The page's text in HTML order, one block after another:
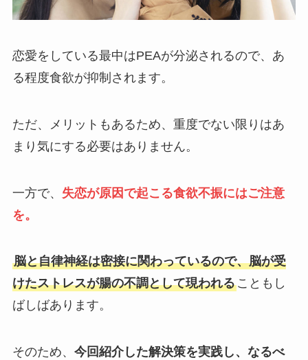
恋愛をしている最中はPEAが分泌されるので、あ
る程度食欲が抑制されます。
ただ、メリットもあるため、重度でない限りはあ
まり気にする必要はありません。
一方で、 失恋が原因で起こる食欲不振にはご注意
を。
脳と自律神経は密接に関わっているので、脳が受
けたストレスが腸の不調として現われることもし
ばしばあります。
そのため、 今回紹介した解決策を実践し、なるべ